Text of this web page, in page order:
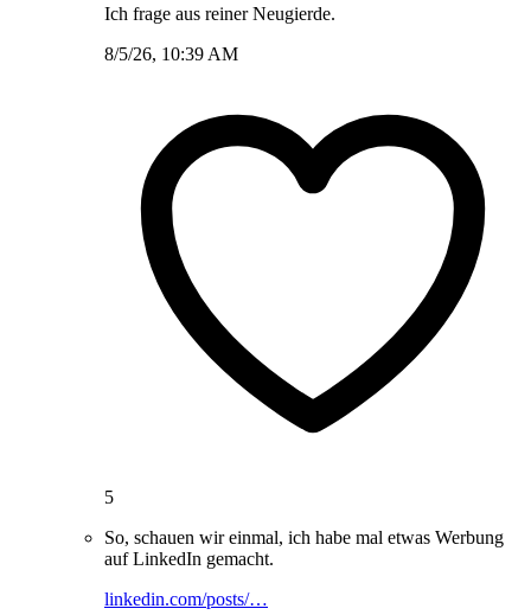
Ich frage aus reiner Neugierde.
8/5/26, 10:39 AM
5
So, schauen wir einmal, ich habe mal etwas Werbung
auf LinkedIn gemacht.
linkedin.com/posts/…